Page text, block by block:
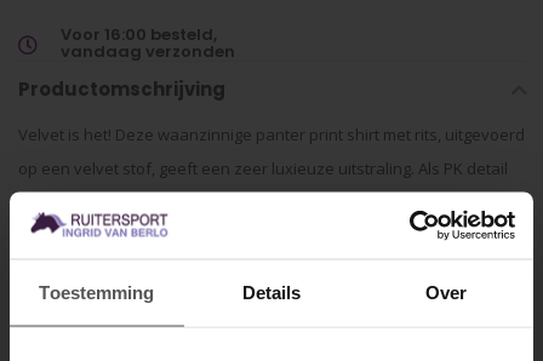
Toestemming Details Over
Voor 16:00 besteld,
vandaag verzonden
Productomschrijving
Velvet is het! Deze waanzinnige panter print shirt met rits, uitgevoerd
op een velvet stof, geeft een zeer luxieuze uitstraling. Als PK detail
Gerelateerde producten